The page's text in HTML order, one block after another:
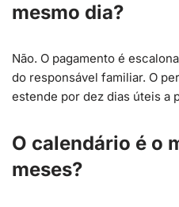
mesmo dia?
Não. O pagamento é
do responsável familiar. O
estende por dez dias úteis a
O calendário é o
meses?